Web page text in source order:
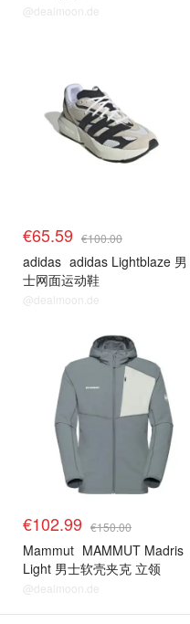
@dealmoon.de
€65.59 €100.00
adidas adidas Lightblaze 男
士网面运动鞋
@dealmoon.de
€102.99 €150.00
Mammut MAMMUT Madris
Light 男士软壳夹克 立领
@dealmoon.de